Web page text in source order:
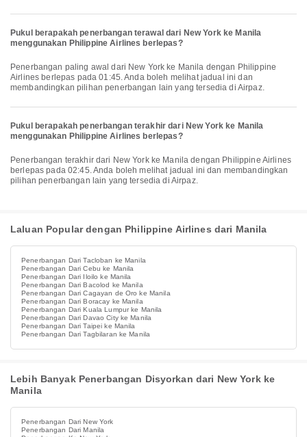
Pukul berapakah penerbangan terawal dari New York ke Manila
menggunakan Philippine Airlines berlepas?
Penerbangan paling awal dari New York ke Manila dengan Philippine
Airlines berlepas pada 01:45. Anda boleh melihat jadual ini dan
membandingkan pilihan penerbangan lain yang tersedia di Airpaz.
Pukul berapakah penerbangan terakhir dari New York ke Manila
menggunakan Philippine Airlines berlepas?
Penerbangan terakhir dari New York ke Manila dengan Philippine Airlines
berlepas pada 02:45. Anda boleh melihat jadual ini dan membandingkan
pilihan penerbangan lain yang tersedia di Airpaz.
Laluan Popular dengan Philippine Airlines dari Manila
Penerbangan Dari Tacloban ke Manila
Penerbangan Dari Cebu ke Manila
Penerbangan Dari Iloilo ke Manila
Penerbangan Dari Bacolod ke Manila
Penerbangan Dari Cagayan de Oro ke Manila
Penerbangan Dari Boracay ke Manila
Penerbangan Dari Kuala Lumpur ke Manila
Penerbangan Dari Davao City ke Manila
Penerbangan Dari Taipei ke Manila
Penerbangan Dari Tagbilaran ke Manila
Lebih Banyak Penerbangan Disyorkan dari New York ke
Manila
Penerbangan Dari New York
Penerbangan Dari Manila